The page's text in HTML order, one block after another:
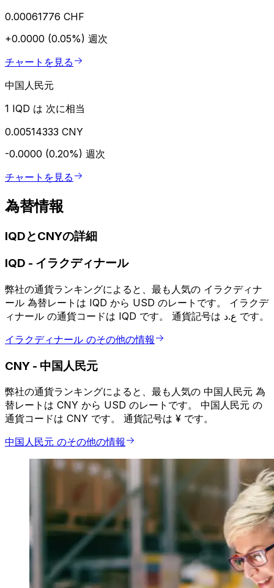
0.00061776 CHF
+0.0000 (0.05%) 週次
チャートを見る
中国人民元
1 IQD は 次に相当
0.00514333 CNY
-0.0000 (0.20%) 週次
チャートを見る
為替情報
IQDとCNYの詳細
IQD - イラクディナール
弊社の通貨ランキングによると、最も人気の イラクディナ
ール 為替レートは IQD から USD のレートです。 イラクデ
ィナール の通貨コードは IQD です。 通貨記号は ع.د です。
イラクディナール のその他の情報
CNY - 中国人民元
弊社の通貨ランキングによると、最も人気の 中国人民元 為
替レートは CNY から USD のレートです。 中国人民元 の
通貨コードは CNY です。 通貨記号は ¥ です。
中国人民元 のその他の情報